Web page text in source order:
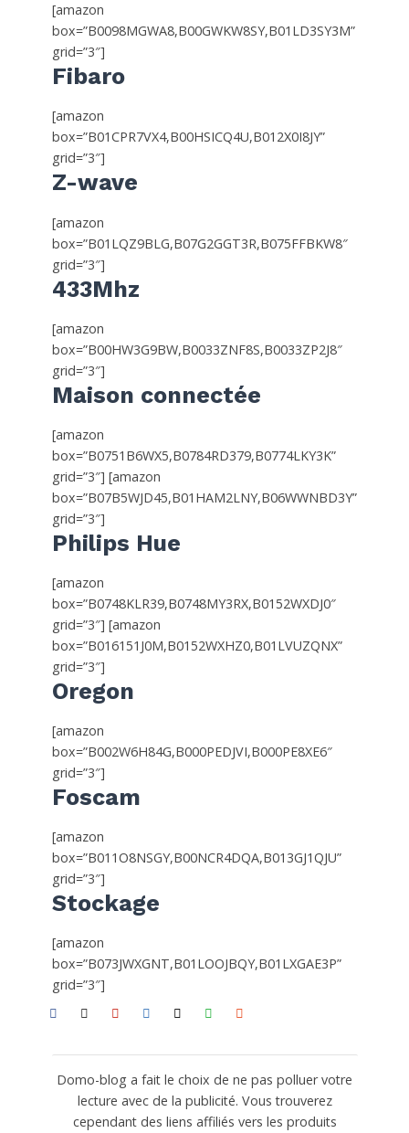
[amazon
box=”B0098MGWA8,B00GWKW8SY,B01LD3SY3M”
grid=”3″]
Fibaro
[amazon
box=”B01CPR7VX4,B00HSICQ4U,B012X0I8JY”
grid=”3″]
Z-wave
[amazon
box=”B01LQZ9BLG,B07G2GGT3R,B075FFBKW8″
grid=”3″]
433Mhz
[amazon
box=”B00HW3G9BW,B0033ZNF8S,B0033ZP2J8″
grid=”3″]
Maison connectée
[amazon
box=”B0751B6WX5,B0784RD379,B0774LKY3K”
grid=”3″] [amazon
box=”B07B5WJD45,B01HAM2LNY,B06WWNBD3Y”
grid=”3″]
Philips Hue
[amazon
box=”B0748KLR39,B0748MY3RX,B0152WXDJ0″
grid=”3″] [amazon
box=”B016151J0M,B0152WXHZ0,B01LVUZQNX”
grid=”3″]
Oregon
[amazon
box=”B002W6H84G,B000PEDJVI,B000PE8XE6″
grid=”3″]
Foscam
[amazon
box=”B011O8NSGY,B00NCR4DQA,B013GJ1QJU”
grid=”3″]
Stockage
[amazon
box=”B073JWXGNT,B01LOOJBQY,B01LXGAE3P”
grid=”3″]
Domo-blog a fait le choix de ne pas polluer votre
lecture avec de la publicité. Vous trouverez
cependant des liens affiliés vers les produits